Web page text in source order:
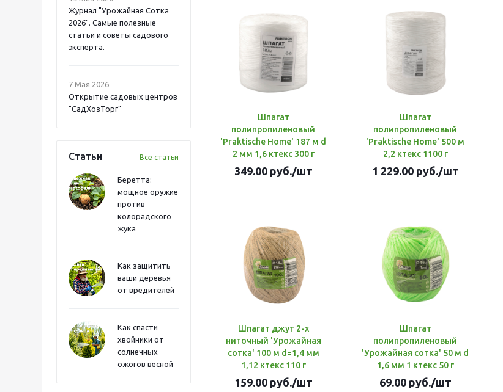
Журнал "Урожайная Сотка
2026". Самые полезные
статьи и советы садового
эксперта.
7 Мая 2026
Открытие садовых центров
"СадХозТорг"
Статьи Все статьи
Беретта:
мощное оружие
против
колорадского
жука
Как защитить
ваши деревья
от вредителей
Как спасти
хвойники от
солнечных
ожогов весной
Шпагат
полипропиленовый
'Praktische Home' 187 м d
2 мм 1,6 ктекс 300 г
349.00руб./шт
Шпагат
полипропиленовый
'Praktische Home' 500 м
2,2 ктекс 1100 г
1 229.00руб./шт
Шпагат джут 2-х
ниточный 'Урожайная
сотка' 100 м d=1,4 мм
1,12 ктекс 110 г
159.00руб./шт
Шпагат
полипропиленовый
'Урожайная сотка' 50 м d
1,6 мм 1 ктекс 50 г
69.00руб./шт